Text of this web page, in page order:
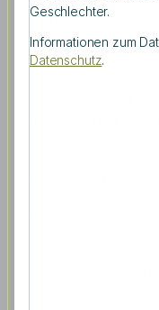
Emerging
Findung
Geschlechter.
Informationen zum
Datenschutz.